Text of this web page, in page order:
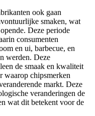
ook gaan
smaken, wat
Deze periode
consumenten
en ui, barbecue, en
werden. Deze
de smaak en kwaliteit
waarop chipsmerken
markt. Deze
veranderingen de
wat dit betekent voor de